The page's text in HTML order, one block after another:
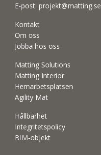
E-post: projekt@matting.se
Kontakt
Om oss
Jobba hos oss
Matting Solutions
Matting Interior
Hemarbetsplatsen
Agility Mat
Hållbarhet
Integritetspolicy
BIM-objekt